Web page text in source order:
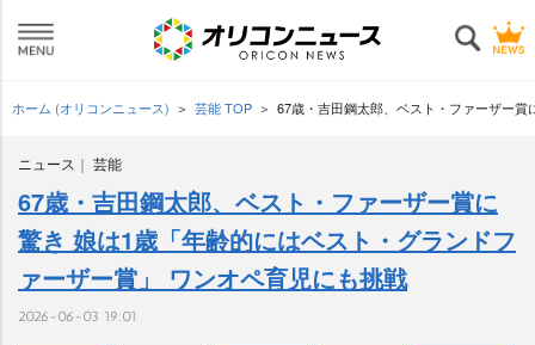
ホーム (オリコンニュース) 芸能 TOP 67歳・吉田鋼太郎、ベスト・ファーザー
ニュース 芸能
67歳・吉田鋼太郎、ベスト・ファーザー賞に
驚き 娘は1歳「年齢的にはベスト・グランドフ
ァーザー賞」 ワンオペ育児にも挑戦
2026-06-03 19:01